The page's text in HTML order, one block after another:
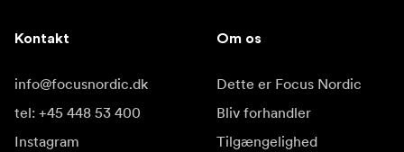
Kontakt
info@focusnordic.dk
tel: +45 448 53 400
Instagram
Om os
Dette er Focus Nordic
Bliv forhandler
Tilgængelighed